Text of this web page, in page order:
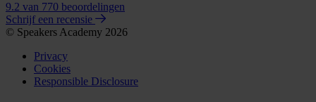
9.2 van 770 beoordelingen
Schrijf een recensie
© Speakers Academy 2026
Privacy
Cookies
Responsible Disclosure